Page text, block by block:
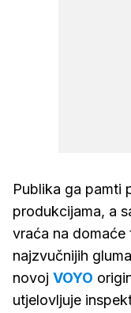
Publika ga pamti
produkcijama, a
vraća na domaće
najzvučnijih
novoj VOYO
utjelovljuje